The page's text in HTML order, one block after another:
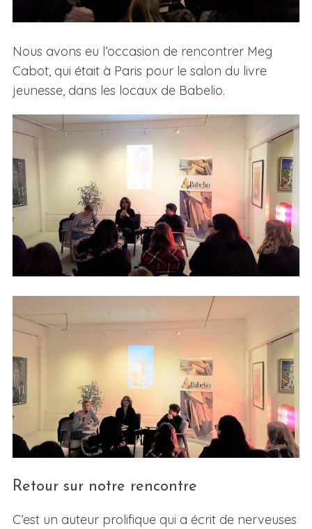
Nous avons eu l’occasion de rencontrer Meg
Cabot, qui était à Paris pour le salon du livre
jeunesse, dans les locaux de Babelio.
Retour sur notre rencontre
C’est un auteur prolifique qui a écrit de nerveuses